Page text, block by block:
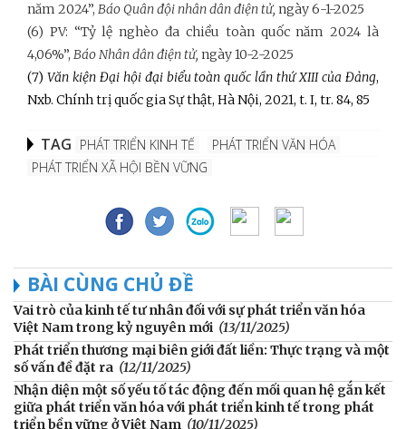
năm 2024”, Báo Quân đội nhân dân điện tử, ngày 6-1-2025
(6) PV: “Tỷ lệ nghèo đa chiều toàn quốc năm 2024 là
4,06%”, Báo Nhân dân điện tử, ngày 10-2-2025
(7) Văn kiện Đại hội đại biểu toàn quốc lần thứ XIII của Đảng,
Nxb. Chính trị quốc gia Sự thật, Hà Nội, 2021, t. I, tr. 84, 85
TAG PHÁT TRIỂN KINH TẾ
PHÁT TRIỂN VĂN HÓA
PHÁT TRIỂN XÃ HỘI BỀN VỮNG
BÀI CÙNG CHỦ ĐỀ
Vai trò của kinh tế tư nhân đối với sự phát triển văn hóa
Việt Nam trong kỷ nguyên mới (13/11/2025)
Phát triển thương mại biên giới đất liền: Thực trạng và một
số vấn đề đặt ra (12/11/2025)
Nhận diện một số yếu tố tác động đến mối quan hệ gắn kết
giữa phát triển văn hóa với phát triển kinh tế trong phát
triển bền vững ở Việt Nam (10/11/2025)